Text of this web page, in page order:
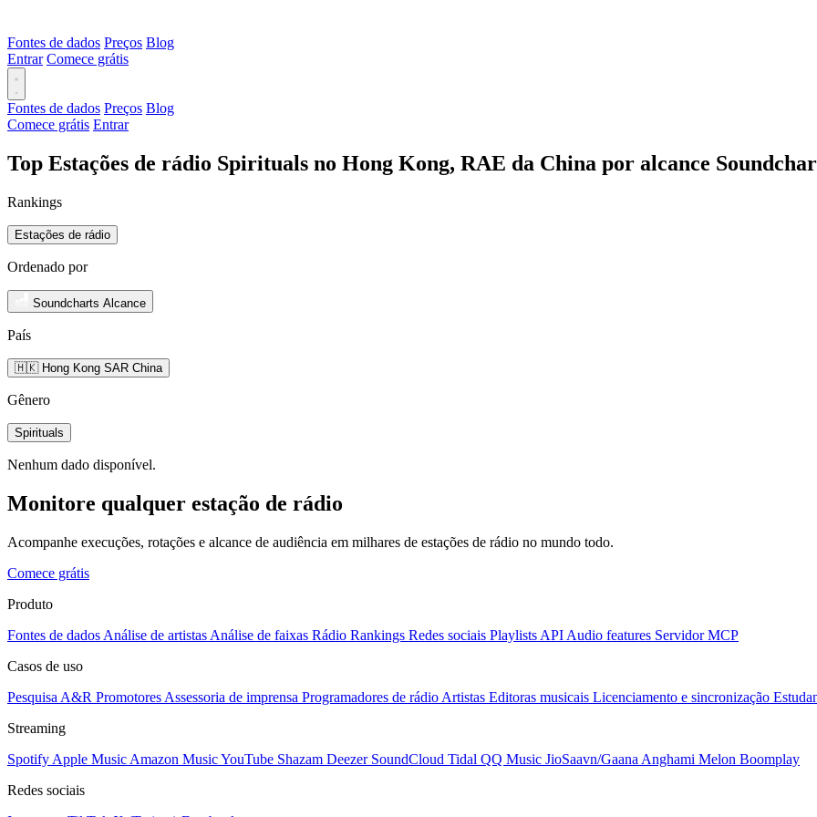
Fontes de dados Preços Blog
Entrar Comece grátis
Fontes de dados Preços Blog
Comece grátis Entrar
Top Estações de rádio Spirituals no Hong Kong, RAE da China por alcance
Rankings
Estações de rádio
Ordenado por
Soundcharts Alcance
País
🇭🇰 Hong Kong SAR China
Gênero
Spirituals
Nenhum dado disponível.
Monitore qualquer estação de rádio
Acompanhe execuções, rotações e alcance de audiência em milhares de estações de rádio no mundo todo.
Comece grátis
Produto
Fontes de dados Análise de artistas Análise de faixas Rádio Rankings Redes sociais Playlists API Audio features Servidor MCP
Casos de uso
Pesquisa A&R Promotores Assessoria de imprensa Programadores de rádio Artistas Editoras musicais Licenciamento e sincronização
Streaming
Spotify Apple Music Amazon MusicYouTube Shazam Deezer SoundCloud Tidal QQ Music JioSaavn/Gaana Anghami Melon Boomplay
Redes sociais